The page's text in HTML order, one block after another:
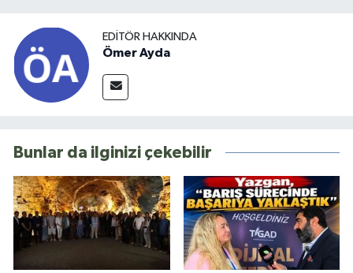
EDITÖR HAKKINDA
Ömer Ayda
Bunlar da ilginizi çekebilir